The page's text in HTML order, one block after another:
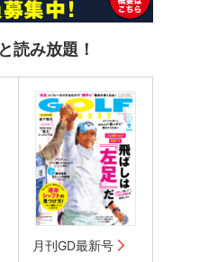
読み放題！
月刊GD最新号